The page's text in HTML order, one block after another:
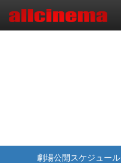
劇場公開スケジュール